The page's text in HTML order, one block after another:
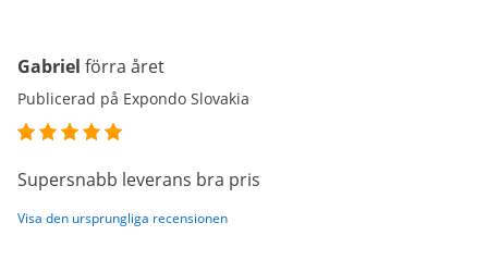
Gabriel förra året
Publicerad på Expondo Slovakia
Supersnabb leverans bra pris
Visa den ursprungliga recensionen